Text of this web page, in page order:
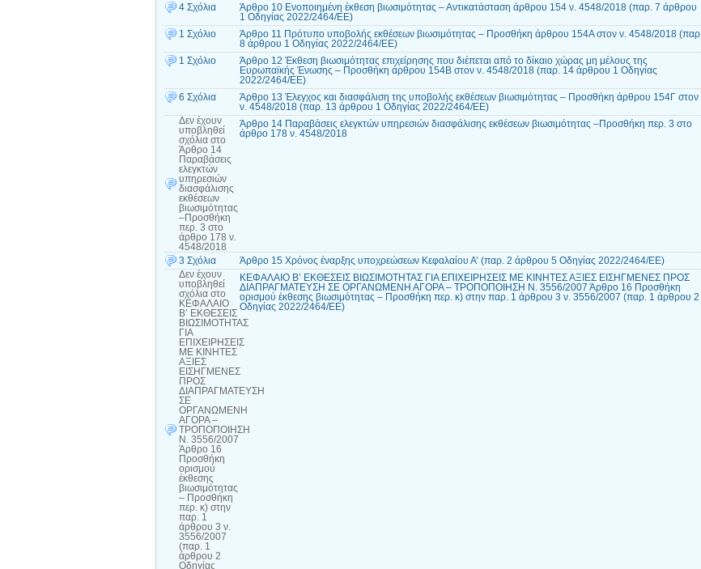
4 Σχόλια
Άρθρο 10 Ενοποιημένη έκθεση βιωσιμότητας – Αντικατάσταση άρθρου 154 ν. 4548/2018 (παρ. 7 άρθρου
1 Οδηγίας 2022/2464/ΕΕ)
1 Σχόλιο
Άρθρο 11 Πρότυπο υποβολής εκθέσεων βιωσιμότητας – Προσθήκη άρθρου 154Α στον ν. 4548/2018 (παρ.
8 άρθρου 1 Οδηγίας 2022/2464/ΕΕ)
1 Σχόλιο
Άρθρο 12 Έκθεση βιωσιμότητας επιχείρησης που διέπεται από το δίκαιο χώρας μη μέλους της
Ευρωπαϊκής Ένωσης – Προσθήκη άρθρου 154Β στον ν. 4548/2018 (παρ. 14 άρθρου 1 Οδηγίας
2022/2464/ΕΕ)
6 Σχόλια
Άρθρο 13 Έλεγχος και διασφάλιση της υποβολής εκθέσεων βιωσιμότητας – Προσθήκη άρθρου 154Γ στον
ν. 4548/2018 (παρ. 13 άρθρου 1 Οδηγίας 2022/2464/ΕΕ)
Δεν έχουν
υποβληθεί
σχόλια στο
Άρθρο 14
Παραβάσεις
ελεγκτών
υπηρεσιών
διασφάλισης
εκθέσεων
βιωσιμότητας
–Προσθήκη
περ. 3 στο
άρθρο 178 ν.
4548/2018
Άρθρο 14 Παραβάσεις ελεγκτών υπηρεσιών διασφάλισης εκθέσεων βιωσιμότητας –Προσθήκη περ. 3 στο
άρθρο 178 ν. 4548/2018
3 Σχόλια
Άρθρο 15 Χρόνος έναρξης υποχρεώσεων Κεφαλαίου Α’ (παρ. 2 άρθρου 5 Οδηγίας 2022/2464/ΕΕ)
Δεν έχουν
υποβληθεί
σχόλια στο
ΚΕΦΑΛΑΙΟ
Β’ ΕΚΘΕΣΕΙΣ
ΒΙΩΣΙΜΟΤΗΤΑΣ
ΓΙΑ
ΕΠΙΧΕΙΡΗΣΕΙΣ
ΜΕ ΚΙΝΗΤΕΣ
ΑΞΙΕΣ
ΕΙΣΗΓΜΕΝΕΣ
ΠΡΟΣ
ΔΙΑΠΡΑΓΜΑΤΕΥΣΗ
ΣΕ
ΟΡΓΑΝΩΜΕΝΗ
ΑΓΟΡΑ –
ΤΡΟΠΟΠΟΙΗΣΗ
Ν. 3556/2007
Άρθρο 16
Προσθήκη
ορισμού
έκθεσης
βιωσιμότητας
– Προσθήκη
περ. κ) στην
παρ. 1
άρθρου 3 ν.
3556/2007
(παρ. 1
άρθρου 2
Οδηγίας
ΚΕΦΑΛΑΙΟ Β’ ΕΚΘΕΣΕΙΣ ΒΙΩΣΙΜΟΤΗΤΑΣ ΓΙΑ ΕΠΙΧΕΙΡΗΣΕΙΣ ΜΕ ΚΙΝΗΤΕΣ ΑΞΙΕΣ ΕΙΣΗΓΜΕΝΕΣ ΠΡΟΣ
ΔΙΑΠΡΑΓΜΑΤΕΥΣΗ ΣΕ ΟΡΓΑΝΩΜΕΝΗ ΑΓΟΡΑ – ΤΡΟΠΟΠΟΙΗΣΗ Ν. 3556/2007 Άρθρο 16 Προσθήκη
ορισμού έκθεσης βιωσιμότητας – Προσθήκη περ. κ) στην παρ. 1 άρθρου 3 ν. 3556/2007 (παρ. 1 άρθρου 2
Οδηγίας 2022/2464/ΕΕ)